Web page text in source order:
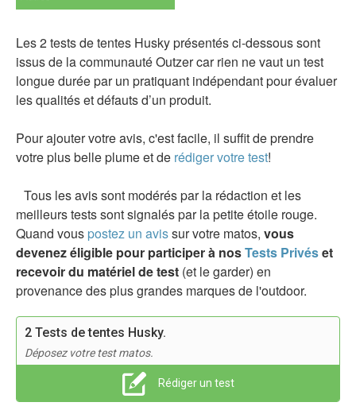
Les 2 tests de tentes Husky présentés ci-dessous sont
issus de la communauté Outzer car rien ne vaut un test
longue durée par un pratiquant indépendant pour évaluer
les qualités et défauts d’un produit.
Pour ajouter votre avis, c'est facile, il suffit de prendre
votre plus belle plume et de rédiger votre test!
Tous les avis sont modérés par la rédaction et les
meilleurs tests sont signalés par la petite étoile rouge.
Quand vous postez un avissur votre matos, vous
devenez éligible pour participer à nosTests Privéset
recevoir du matériel de test (et le garder) en
provenance des plus grandes marques de l'outdoor.
2 Tests de tentes Husky.
Déposez votre test matos.
Rédiger un test